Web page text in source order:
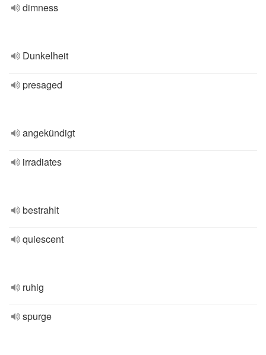
dimness
Dunkelheit
presaged
angekündigt
irradiates
bestrahlt
quiescent
ruhig
spurge